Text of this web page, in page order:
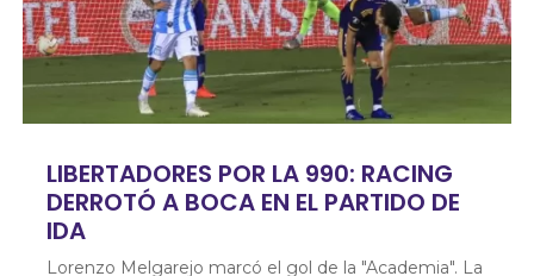
LIBERTADORES POR LA 990: RACING
DERROTÓ A BOCA EN EL PARTIDO DE
IDA
Lorenzo Melgarejo marcó el gol de la "Academia". La